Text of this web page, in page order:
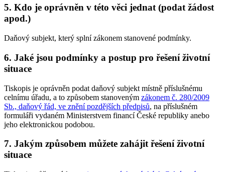
5. Kdo je oprávněn v této věci jednat (podat žádost
apod.)
Daňový subjekt, který splní zákonem stanovené podmínky.
6. Jaké jsou podmínky a postup pro řešení životní
situace
Tiskopis je oprávněn podat daňový subjekt místně příslušnému
celnímu úřadu, a to způsobem stanoveným zákonem č. 280/2009
Sb., daňový řád, ve znění pozdějších předpisů, na příslušném
formuláři vydaném Ministerstvem financí České republiky anebo
jeho elektronickou podobou.
7. Jakým způsobem můžete zahájit řešení životní
situace